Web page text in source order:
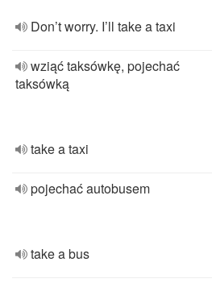
Don’t worry. I’ll take a taxi
wziąć taksówkę, pojechać
taksówką
take a taxi
pojechać autobusem
take a bus